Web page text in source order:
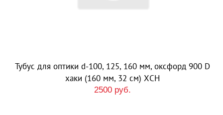
Тубус для оптики d-100, 125, 160 мм, оксфорд 900 D
хаки (160 мм, 32 см) ХСН
2500 руб.